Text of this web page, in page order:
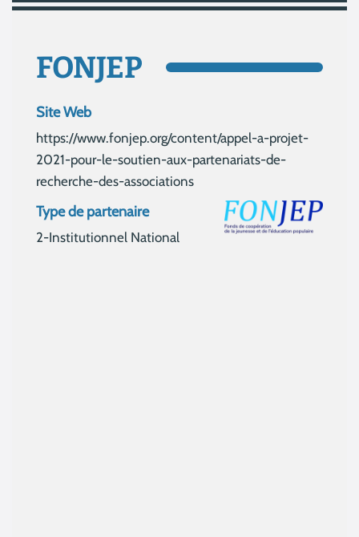
FONJEP
Site Web
https://www.fonjep.org/content/appel-a-projet-
2021-pour-le-soutien-aux-partenariats-de-
recherche-des-associations
Type de partenaire
2-Institutionnel National